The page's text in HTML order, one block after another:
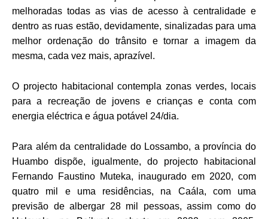
melhoradas todas as vias de acesso à centralidade e
dentro as ruas estão, devidamente, sinalizadas para uma
melhor ordenação do trânsito e tornar a imagem da
mesma, cada vez mais, aprazível.
O projecto habitacional contempla zonas verdes, locais
para a recreação de jovens e crianças e conta com
energia eléctrica e água potável 24/dia.
Para além da centralidade do Lossambo, a província do
Huambo dispõe, igualmente, do projecto habitacional
Fernando Faustino Muteka, inaugurado em 2020, com
quatro mil e uma residências, na Caála, com uma
previsão de albergar 28 mil pessoas, assim como do